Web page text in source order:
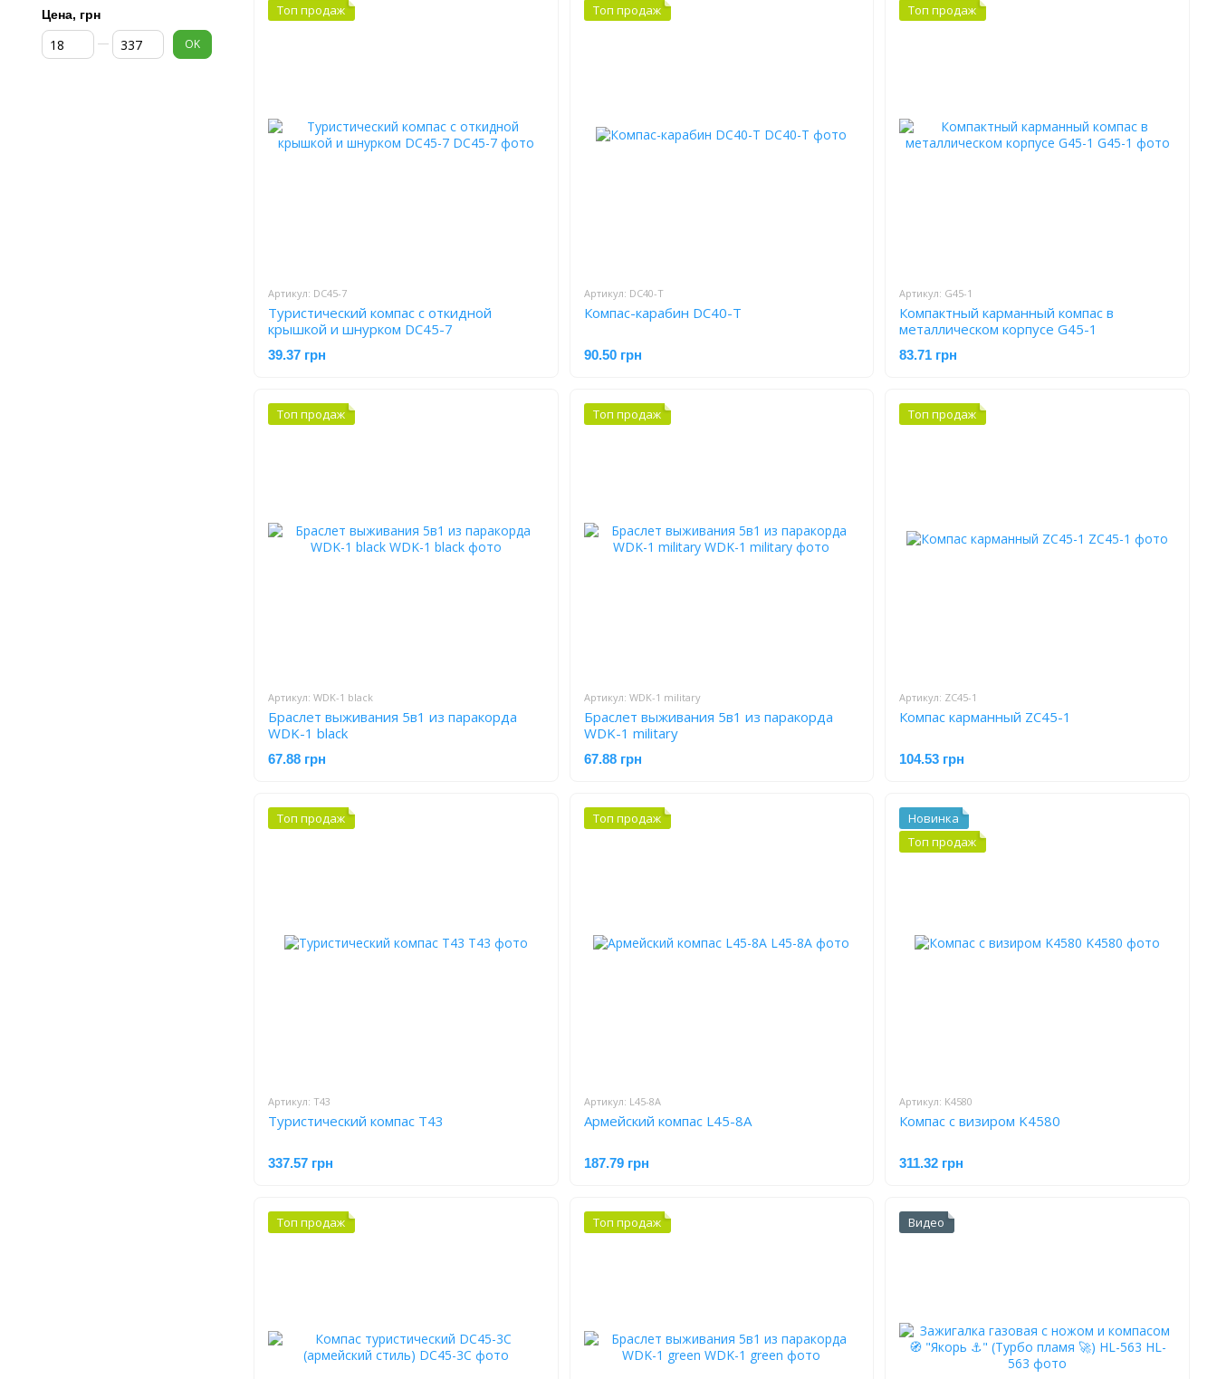
Топ продаж
Артикул: DC45-7
Туристический компас с откидной
крышкой и шнурком DC45-7
39.37 грн
Топ продаж
Артикул: DC40-T
Компас-карабин DC40-T
90.50 грн
Топ продаж
Артикул: G45-1
Компактный карманный компас в
металлическом корпусе G45-1
83.71 грн
Топ продаж
Артикул: WDK-1 black
Браслет выживания 5в1 из паракорда
WDK-1 black
67.88 грн
Топ продаж
Артикул: WDK-1 military
Браслет выживания 5в1 из паракорда
WDK-1 military
67.88 грн
Топ продаж
Артикул: ZC45-1
Компас карманный ZC45-1
104.53 грн
Топ продаж
Артикул: T43
Туристический компас T43
337.57 грн
Топ продаж
Артикул: L45-8A
Армейский компас L45-8A
187.79 грн
Новинка
Топ продаж
Артикул: K4580
Компас с визиром K4580
311.32 грн
Топ продаж Топ продаж Видео
Цена, грн
От Цена, грн
До Цена, грн OK